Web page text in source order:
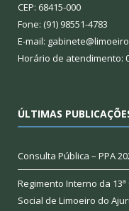
CEP: 68415-000
Fone: (91) 98551-4783
E-mail:
Horário de atendimento:
ÚLTIMAS
Consulta Pública – PPA
Regimento Interno da
Social de Limoeiro do